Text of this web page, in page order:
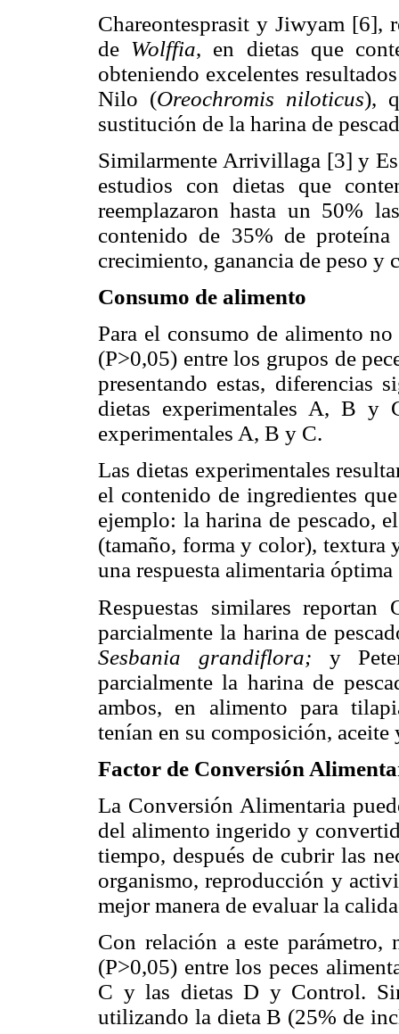
Chareontesprasit y Jiwyam [6],
de Wolffia, en dietas que
obteniendo excelentes
Nilo (Oreochromis niloticus),
sustitución de la harina de
Similarmente Arrivillaga [3] y
estudios con dietas que
reemplazaron hasta un 50%
contenido de 35% de
crecimiento, ganancia de peso y
Consumo de alimento
Para el consumo de alimento
(P>0,05) entre los grupos de
presentando estas, diferencias
dietas experimentales A, B y
experimentales A, B y C.
Las dietas experimentales
el contenido de ingredientes
ejemplo: la harina de pescado,
(tamaño, forma y color), textura
una respuesta alimentaria
Respuestas similares
parcialmente la harina de
Sesbania grandiflora; y
parcialmente la harina de
ambos, en alimento para
tenían en su composición, aceite
Factor de Conversión
La Conversión Alimentaria
del alimento ingerido y
tiempo, después de cubrir las
organismo, reproducción y
mejor manera de evaluar la
Con relación a este
(P>0,05) entre los peces
C y las dietas D y Control.
utilizando la dieta B (25% de